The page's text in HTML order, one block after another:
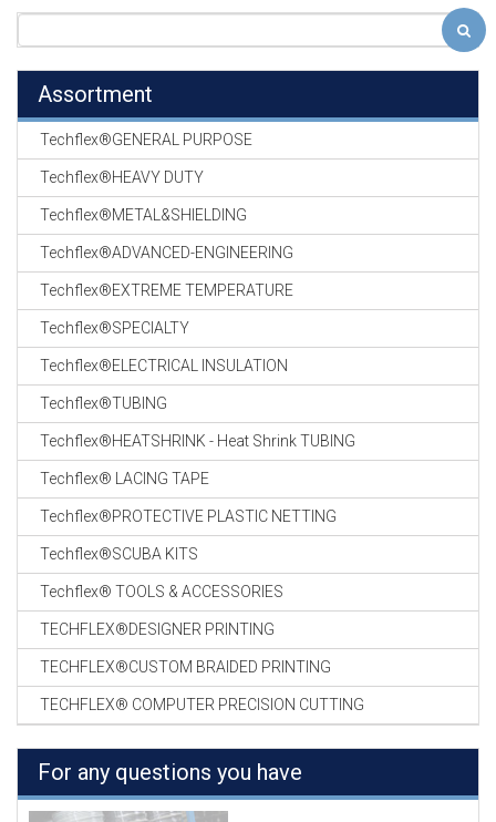
Assortment
Techflex®GENERAL PURPOSE
Techflex®HEAVY DUTY
Techflex®METAL&SHIELDING
Techflex®ADVANCED-ENGINEERING
Techflex®EXTREME TEMPERATURE
Techflex®SPECIALTY
Techflex®ELECTRICAL INSULATION
Techflex®TUBING
Techflex®HEATSHRINK - Heat Shrink TUBING
Techflex® LACING TAPE
Techflex®PROTECTIVE PLASTIC NETTING
Techflex®SCUBA KITS
Techflex® TOOLS & ACCESSORIES
TECHFLEX®DESIGNER PRINTING
TECHFLEX®CUSTOM BRAIDED PRINTING
TECHFLEX® COMPUTER PRECISION CUTTING
For any questions you have